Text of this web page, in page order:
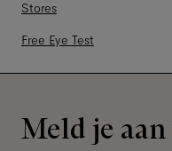
Stores
Free Eye Test
Meld je